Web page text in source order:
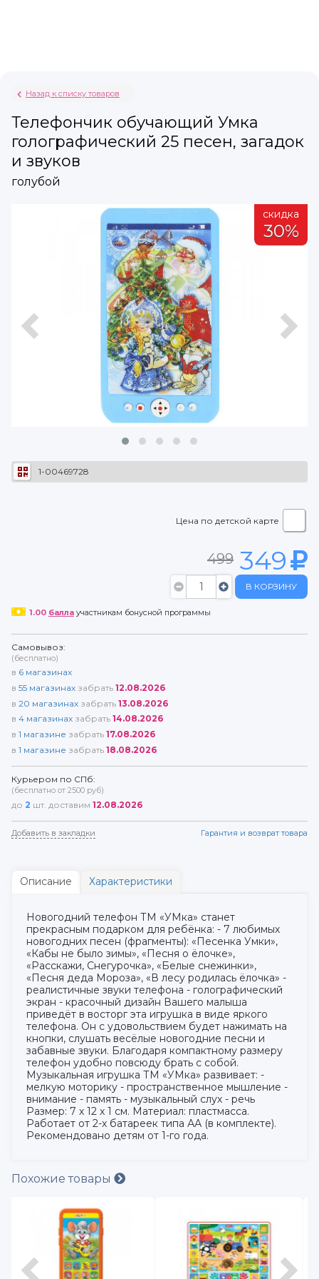
Назад к списку товаров
Телефончик обучающий Умка
голографический 25 песен, загадок
и звуков
голубой
скидка
30%
1-00469728
Цена по детской карте
499 349
В КОРЗИНУ
1.00 баллаучастникам бонусной программы
Самовывоз:
(бесплатно)
в 6 магазинах
в 55 магазинах забрать 12.08.2026
в 20 магазинах забрать 13.08.2026
в 4 магазинах забрать 14.08.2026
в 1 магазине забрать 17.08.2026
в 1 магазине забрать 18.08.2026
Курьером по СПб:
(бесплатно от 2500 руб)
до 2 шт. доставим 12.08.2026
Добавить в закладки Гарантия и возврат товара
Описание Характеристики
Новогодний телефон ТМ «УМка» станет
прекрасным подарком для ребёнка: - 7 любимых
новогодних песен (фрагменты): «Песенка Умки»,
«Кабы не было зимы», «Песня о ёлочке»,
«Расскажи, Снегурочка», «Белые снежинки»,
«Песня деда Мороза», «В лесу родилась ёлочка» -
реалистичные звуки телефона - голографический
экран - красочный дизайн Вашего малыша
приведёт в восторг эта игрушка в виде яркого
телефона. Он с удовольствием будет нажимать на
кнопки, слушать весёлые новогодние песни и
забавные звуки. Благодаря компактному размеру
телефон удобно повсюду брать с собой.
Музыкальная игрушка ТМ «УМка» развивает: -
мелкую моторику - пространственное мышление -
внимание - память - музыкальный слух - речь
Размер: 7 х 12 х 1 см. Материал: пластмасса.
Работает от 2-х батареек типа АА (в комплекте).
Рекомендовано детям от 1-го года.
Похожие товары